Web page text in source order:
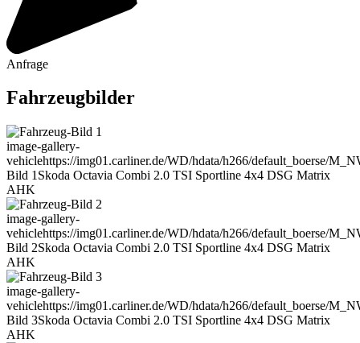
Anfrage
Fahrzeugbilder
image-gallery-
vehiclehttps://img01.carliner.de/WD/hdata/h266/default_boerse/
Bild 1 Skoda Octavia Combi 2.0 TSI Sportline 4x4 DSG Matrix
AHK
image-gallery-
vehiclehttps://img01.carliner.de/WD/hdata/h266/default_boerse/
Bild 2Skoda Octavia Combi 2.0 TSI Sportline 4x4 DSG Matrix
AHK
image-gallery-
vehiclehttps://img01.carliner.de/WD/hdata/h266/default_boerse/
Bild 3Skoda Octavia Combi 2.0 TSI Sportline 4x4 DSG Matrix
AHK